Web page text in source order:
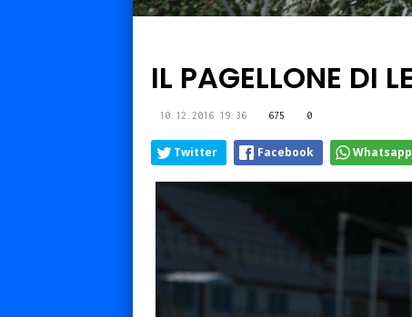
IL PAGELLONE DI
10.12.2016 19:36 675 0
Twitter Facebook Whatsapp